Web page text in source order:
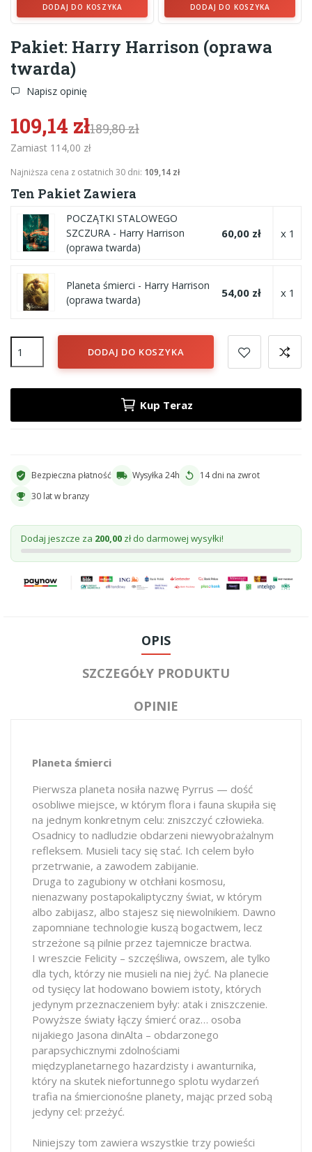
DODAJ DO KOSZYKA DODAJ DO KOSZYKA
Pakiet: Harry Harrison (oprawa
twarda)
Napisz opinię
109,14 zł189,80 zł
Zamiast 114,00 zł
Najniższa cena z ostatnich 30 dni: 109,14 zł
Ten Pakiet Zawiera
POCZĄTKI STALOWEGO
SZCZURA - Harry Harrison
(oprawa twarda)
60,00 zł x 1
Planeta śmierci - Harry Harrison
(oprawa twarda)
54,00 zł x 1
DODAJ DO KOSZYKA
Kup Teraz
verified_user Bezpieczna płatność local_shipping Wysyłka 24h replay 14 dni na zwrot
emoji_events 30 lat w branzy
Dodaj jeszcze za 200,00 zł do darmowej wysyłki!
OPIS
SZCZEGÓŁY PRODUKTU
OPINIE
Planeta śmierci
Pierwsza planeta nosiła nazwę Pyrrus — dość
osobliwe miejsce, w którym flora i fauna skupiła się
na jednym konkretnym celu: zniszczyć człowieka.
Osadnicy to nadludzie obdarzeni niewyobrażalnym
refleksem. Musieli tacy się stać. Ich celem było
przetrwanie, a zawodem zabijanie.
Druga to zagubiony w otchłani kosmosu,
nienazwany postapokaliptyczny świat, w którym
albo zabijasz, albo stajesz się niewolnikiem. Dawno
zapomniane technologie kuszą bogactwem, lecz
strzeżone są pilnie przez tajemnicze bractwa.
I wreszcie Felicity – szczęśliwa, owszem, ale tylko
dla tych, którzy nie musieli na niej żyć. Na planecie
od tysięcy lat hodowano bowiem istoty, których
jedynym przeznaczeniem były: atak i zniszczenie.
Powyższe światy łączy śmierć oraz… osoba
nijakiego Jasona dinAlta – obdarzonego
parapsychicznymi zdolnościami
międzyplanetarnego hazardzisty i awanturnika,
który na skutek niefortunnego splotu wydarzeń
trafia na śmiercionośne planety, mając przed sobą
jedyny cel: przeżyć.
Niniejszy tom zawiera wszystkie trzy powieści